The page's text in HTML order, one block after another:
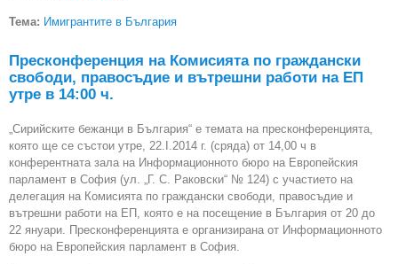
Тема: Имигрантите в България
Пресконференция на Комисията по граждански
свободи, правосъдие и вътрешни работи на ЕП
утре в 14:00 ч.
„Сирийските бежанци в България“ е темата на пресконференцията,
която ще се състои утре, 22.І.2014 г. (сряда) от 14,00 ч в
конферентната зала на Информационното бюро на Европейския
парламент в София (ул. „Г. С. Раковски“ № 124) с участието на
делегация на Комисията по граждански свободи, правосъдие и
вътрешни работи на ЕП, която е на посещение в България от 20 до
22 януари. Пресконференцията е организирана от Информационното
бюро на Европейския парламент в София.